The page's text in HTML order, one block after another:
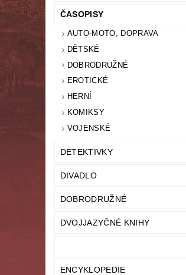
LITERATURA NAUČNÁ
NOVINY
PRO DĚTI A MLÁDEŽ
UČEBNICE
ČASOPISY
AUTO-MOTO, DOPRAVA
DĚTSKÉ
DOBRODRUŽNÉ
EROTICKÉ
HERNÍ
KOMIKSY
VOJENSKÉ
DETEKTIVKY
DIVADLO
DOBRODRUŽNÉ
DVOJJAZYČNÉ KNIHY
ENCYKLOPEDIE